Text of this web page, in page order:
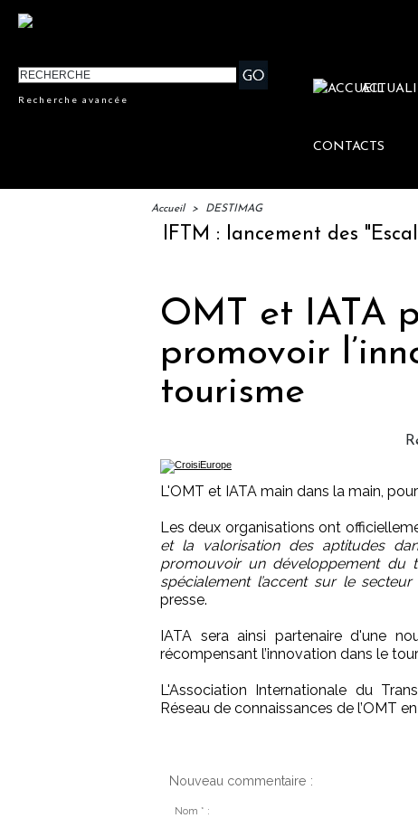
Recherche avancée
CONTACTS
Accueil > DESTIMAG
IFTM : lancement des
OMT et IATA
promovoir
tourisme
L'OMT et IATA main dans la main,
Les deux organisations ont
et la valorisation des aptitudes
promouvoir un développement du
spécialement l’accent sur le
presse.
IATA sera ainsi partenaire d'une
récompensant l’innovation dans le
L'Association Internationale du
Réseau de connaissances de l’OMT
Nouveau commentaire :
Nom * :